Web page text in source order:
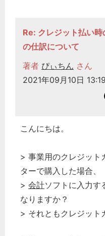
Re: クレジット払い
の仕訳について
著者 ぴぃちん さん
2021年09月10日 13:19
こんにちは。
> 事業用のクレジット
ターで購入した場合、
> 会計ソフトに入力す
なりますか？
> それともクレジット